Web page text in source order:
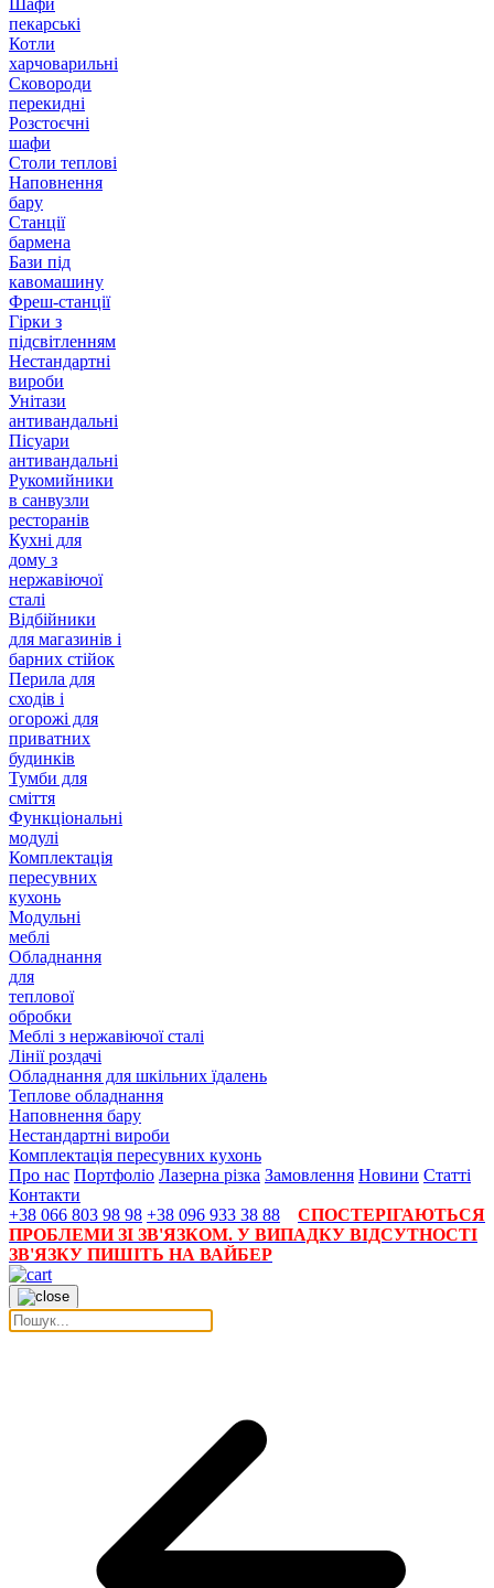
Шафи
пекарські
Котли
харчоварильні
Сковороди
перекидні
Розстоєчні
шафи
Столи теплові
Наповнення
бару
Станції
бармена
Бази під
кавомашину
Фреш-станції
Гірки з
підсвітленням
Нестандартні
вироби
Унітази
антивандальні
Пісуари
антивандальні
Рукомийники
в санвузли
ресторанів
Кухні для
дому з
нержавіючої
сталі
Відбійники
для магазинів і
барних стійок
Перила для
сходів і
огорожі для
приватних
будинків
Тумби для
сміття
Функціональні
модулі
Комплектація
пересувних
кухонь
Модульні
меблі
Обладнання
для
теплової
обробки
Меблі з нержавіючої сталі
Лінії роздачі
Обладнання для шкільних їдалень
Теплове обладнання
Наповнення бару
Нестандартні вироби
Комплектація пересувних кухонь
Про нас Портфоліо Лазерна різка Замовлення Новини Статті
Контакти
+38 066 803 98 98 +38 096 933 38 88
СПОСТЕРІГАЮТЬСЯ
ПРОБЛЕМИ ЗІ ЗВ'ЯЗКОМ. У ВИПАДКУ ВІДСУТНОСТІ
ЗВ'ЯЗКУ ПИШІТЬ НА ВАЙБЕР